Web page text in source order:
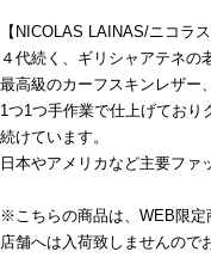
【NICOLAS LAINAS/ニコラス
４代続く、ギリシャアテネの
最高級のカーフスキンレザー
1つ1つ手作業で仕上げており
続けています。
日本やアメリカなど主要ファ
※こちらの商品は、WEB限定
店舗へは入荷致しませんので